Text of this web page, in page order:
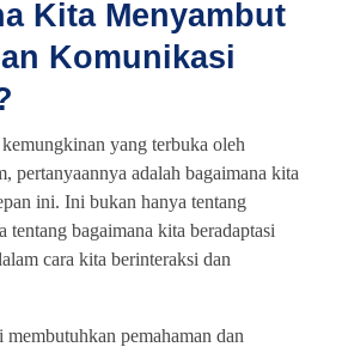
Kita Menyambut
Komunikasi
yang terbuka oleh
pertanyaannya adalah bagaimana kita
ini. Ini bukan hanya tentang
tentang bagaimana kita beradaptasi
cara kita berinteraksi dan
pemahaman dan